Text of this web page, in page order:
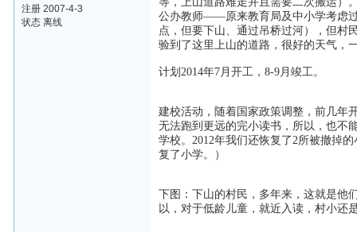
注册 2007-4-3
状态 离线
公办教师——原来教育局及中小学考虑
点，但要下山、通过吊桥过河），但村
验到了这里上山的道路，很好的天气，
计划2014年7月开工，8-9月竣工。
建校活动，随着国家政策调整，前几年
无法跑到更远的完小读书，所以，也不
学校。2012年我们还恢复了2所被撤掉
复了小学。）
下图：下山的村民，多年来，这就是他
以，对于低龄儿童，就近入读，村小